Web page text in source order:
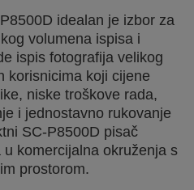
idealan je izbor za
volumena ispisa i
ispis fotografija velikog
korisnicima koji cijene
niske troškove rada,
i jednostavno rukovanje
SC-P8500D pisač
komercijalna okruženja s
prostorom.